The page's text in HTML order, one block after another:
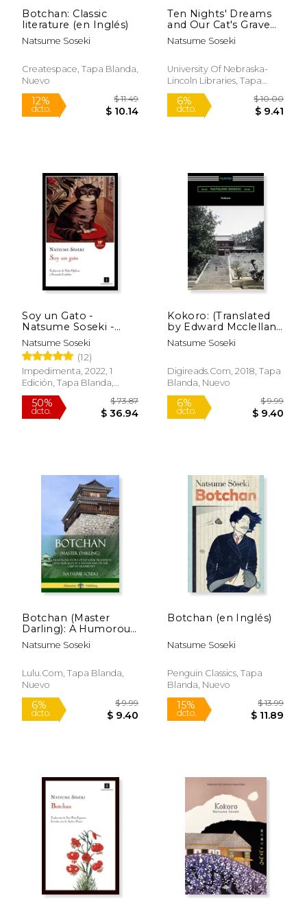
$ 10.58
$ 21.74
50%
dcto.
Botchan: Classic
literature (en Inglés)
Natsume Soseki
Createspace, Tapa Blanda,
Nuevo
Ten Nights' Dreams
and Our Cat's Grave
(en Inglés)
Natsume Soseki
University Of Nebraska-
Lincoln Libraries, Tapa
Blanda, Nuevo
6%
dcto.
Soy un Gato -
Natsume Soseki -
Libro Físico
Natsume Soseki
(12)
Impedimenta, 2022, 1
Edición, Tapa Blanda,
Nuevo
Kokoro: (Translated
by Edward Mcclellan)
(en Inglés)
Natsume Soseki
Digireads.Com, 2018, Tapa
Blanda, Nuevo
Botchan (Master
Darling): A Humorous
Story of Japanese
Tradition and Morality
the Cusp of
Modernity (en Inglés)
Natsume Soseki
Lulu.com, Tapa Blanda,
Nuevo
Botchan (en Inglés)
Natsume Soseki
Penguin Classics, Tapa
Blanda, Nuevo